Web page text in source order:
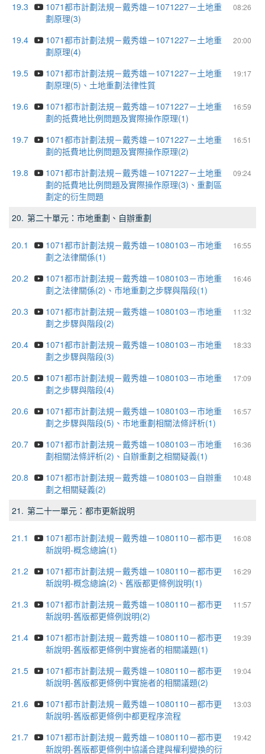
19.3
08:26
1071都市計劃法規－戴秀雄－1071227－土地重
劃原理(3)
19.4
20:00
1071都市計劃法規－戴秀雄－1071227－土地重
劃原理(4)
19.5
19:17
1071都市計劃法規－戴秀雄－1071227－土地重
劃原理(5)、土地重劃法律性質
19.6
16:59
1071都市計劃法規－戴秀雄－1071227－土地重
劃的抵費地比例問題及實際操作原理(1)
19.7
16:51
1071都市計劃法規－戴秀雄－1071227－土地重
劃的抵費地比例問題及實際操作原理(2)
19.8
09:24
1071都市計劃法規－戴秀雄－1071227－土地重
劃的抵費地比例問題及實際操作原理(3)、重劃區
劃定的衍生問題
20. 第二十單元：市地重劃、自辦重劃
20.1 16:55
1071都市計劃法規－戴秀雄－1080103－市地重
劃之法律關係(1)
20.2
16:46
1071都市計劃法規－戴秀雄－1080103－市地重
劃之法律關係(2)、市地重劃之步驟與階段(1)
20.3
11:32
1071都市計劃法規－戴秀雄－1080103－市地重
劃之步驟與階段(2)
20.4
18:33
1071都市計劃法規－戴秀雄－1080103－市地重
劃之步驟與階段(3)
20.5
17:09
1071都市計劃法規－戴秀雄－1080103－市地重
劃之步驟與階段(4)
20.6
16:57
1071都市計劃法規－戴秀雄－1080103－市地重
劃之步驟與階段(5)、市地重劃相關法條評析(1)
20.7
16:36
1071都市計劃法規－戴秀雄－1080103－市地重
劃相關法條評析(2)、自辦重劃之相關疑義(1)
20.8
10:48
1071都市計劃法規－戴秀雄－1080103－自辦重
劃之相關疑義(2)
21. 第二十一單元：都市更新說明
21.1 16:08
1071都市計劃法規－戴秀雄－1080110－都市更
新說明-概念總論(1)
21.2
16:29
1071都市計劃法規－戴秀雄－1080110－都市更
新說明-概念總論(2)、舊版都更條例說明(1)
21.3
11:57
1071都市計劃法規－戴秀雄－1080110－都市更
新說明-舊版都更條例說明(2)
21.4
19:39
1071都市計劃法規－戴秀雄－1080110－都市更
新說明-舊版都更條例中實施者的相關議題(1)
21.5
19:04
1071都市計劃法規－戴秀雄－1080110－都市更
新說明-舊版都更條例中實施者的相關議題(2)
21.6
13:03
1071都市計劃法規－戴秀雄－1080110－都市更
新說明-舊版都更條例中都更程序流程
21.7
19:42
1071都市計劃法規－戴秀雄－1080110－都市更
新說明-舊版都更條例中協議合建與權利變換的衍